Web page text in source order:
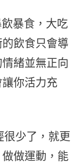
暴食，大吃
飲食只會導
緒並無正向
你活力充
很少了，就更
做運動，能